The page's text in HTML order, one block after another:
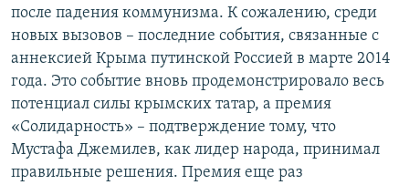
после падения коммунизма. К сожалению, среди
новых вызовов – последние события, связанные с
аннексией Крыма путинской Россией в марте 2014
года. Это событие вновь продемонстрировало весь
потенциал силы крымских татар, а премия
«Солидарность» – подтверждение тому, что
Мустафа Джемилев, как лидер народа, принимал
правильные решения. Премия еще раз